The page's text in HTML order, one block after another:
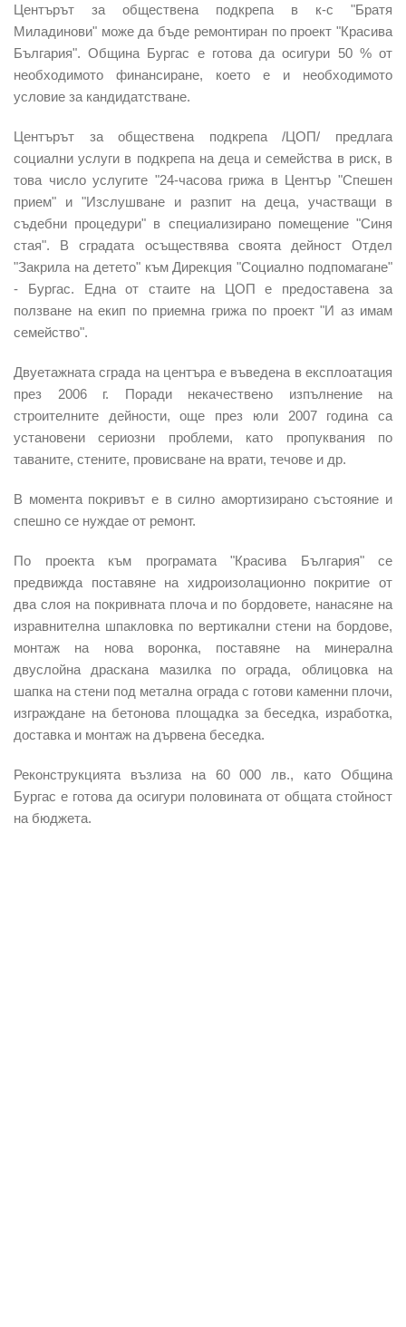
Центърът за обществена подкрепа в к-с "Братя
Миладинови" може да бъде ремонтиран по проект "Красива
България". Община Бургас е готова да осигури 50 % от
необходимото финансиране, което е и необходимото
условие за кандидатстване.
Центърът за обществена подкрепа /ЦОП/ предлага
социални услуги в подкрепа на деца и семейства в риск, в
това число услугите "24-часова грижа в Център "Спешен
прием" и "Изслушване и разпит на деца, участващи в
съдебни процедури" в специализирано помещение "Синя
стая". В сградата осъществява своята дейност Отдел
"Закрила на детето" към Дирекция "Социално подпомагане"
- Бургас. Една от стаите на ЦОП е предоставена за
ползване на екип по приемна грижа по проект "И аз имам
семейство".
Двуетажната сграда на центъра е въведена в експлоатация
през 2006 г. Поради некачествено изпълнение на
строителните дейности, още през юли 2007 година са
установени сериозни проблеми, като пропуквания по
таваните, стените, провисване на врати, течове и др.
В момента покривът е в силно амортизирано състояние и
спешно се нуждае от ремонт.
По проекта към програмата "Красива България" се
предвижда поставяне на хидроизолационно покритие от
два слоя на покривната плоча и по бордовете, нанасяне на
изравнителна шпакловка по вертикални стени на бордове,
монтаж на нова воронка, поставяне на минерална
двуслойна драскана мазилка по ограда, облицовка на
шапка на стени под метална ограда с готови каменни плочи,
изграждане на бетонова площадка за беседка, изработка,
доставка и монтаж на дървена беседка.
Реконструкцията възлиза на 60 000 лв., като Община
Бургас е готова да осигури половината от общата стойност
на бюджета.